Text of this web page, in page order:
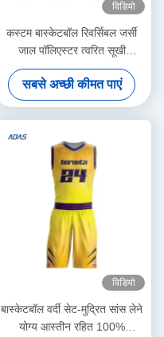
विडियो
कस्टम बास्केटबॉल रिवर्सिबल जर्सी
जाल पॉलिएस्टर त्वरित सूखी
बास्केटबॉल रिवर्सिबल वर्दी
सबसे अच्छी कीमत पाएं
विडियो
बास्केटबॉल वर्दी सेट-मुद्रित सांस लेने
योग्य आस्तीन रहित 100%